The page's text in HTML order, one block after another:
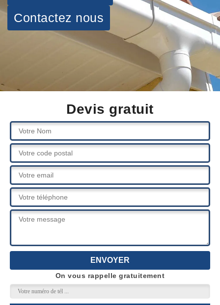
Contactez nous
Devis gratuit
On vous rappelle gratuitement